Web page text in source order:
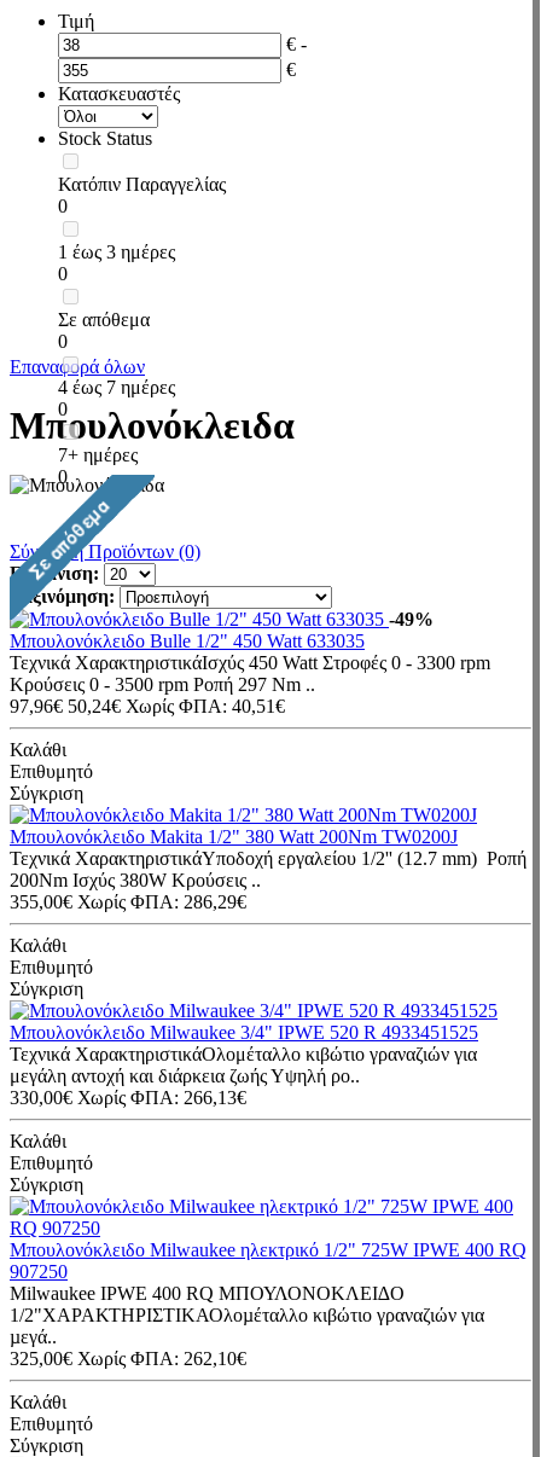
Τιμή
€ -
€
Κατασκευαστές
Stock Status
Κατόπιν Παραγγελίας
0
1 έως 3 ημέρες
0
Σε απόθεμα
0
4 έως 7 ημέρες
0
7+ ημέρες
0
Επαναφορά όλων
Μπουλονόκλειδα
Σύγκριση Προϊόντων (0)
Εμφάνιση:
Ταξινόμηση:
-49%
Μπουλονόκλειδο Bulle 1/2" 450 Watt 633035
Τεχνικά ΧαρακτηριστικάΙσχύς 450 Watt Στροφές 0 - 3300 rpm
Κρούσεις 0 - 3500 rpm Ροπή 297 Nm ..
97,96€ 50,24€ Χωρίς ΦΠΑ: 40,51€
Καλάθι
Επιθυμητό
Σύγκριση
Μπουλονόκλειδο Makita 1/2" 380 Watt 200Nm TW0200J
Τεχνικά ΧαρακτηριστικάΥποδοχή εργαλείου 1/2'' (12.7 mm) Ροπή
200Nm Ισχύς 380W Κρούσεις ..
355,00€ Χωρίς ΦΠΑ: 286,29€
Καλάθι
Επιθυμητό
Σύγκριση
Μπουλονόκλειδο Milwaukee 3/4" IPWE 520 R 4933451525
Τεχνικά ΧαρακτηριστικάΟλομέταλλο κιβώτιο γραναζιών για
μεγάλη αντοχή και διάρκεια ζωής Υψηλή ρο..
330,00€ Χωρίς ΦΠΑ: 266,13€
Καλάθι
Επιθυμητό
Σύγκριση
Μπουλονόκλειδο Milwaukee ηλεκτρικό 1/2" 725W IPWE 400 RQ
907250
Milwaukee IPWE 400 RQ ΜΠΟΥΛΟΝΟΚΛΕΙ∆Ο
1/2"ΧΑΡΑΚΤΗΡΙΣΤΙΚΑΟλοµέταλλο κιβώτιο γραναζιών για
µεγά..
325,00€ Χωρίς ΦΠΑ: 262,10€
Καλάθι
Επιθυμητό
Σύγκριση